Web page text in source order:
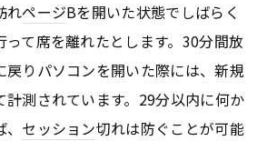
れページBを開いた状態でしばらく
って席を離れたとします。30分間放
戻りパソコンを開いた際には、新規
計測されています。29分以内に何か
セッション切れは防ぐことが可能